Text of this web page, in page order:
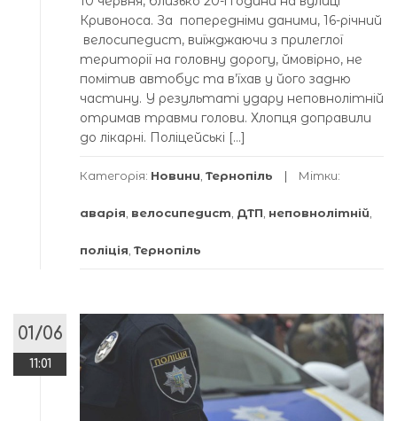
Кривоноса. За попередніми даними, 16-річний
велосипедист, виїжджаючи з прилеглої
території на головну дорогу, ймовірно, не
помітив автобус та в’їхав у його задню
частину. У результаті удару неповнолітній
отримав травми голови. Хлопця доправили
до лікарні. Поліцейські […]
Категорія: Новини Тернопіль Мітки:
аварія велосипедист ДТП неповнолітній
поліція Тернопіль
01/06
11:01